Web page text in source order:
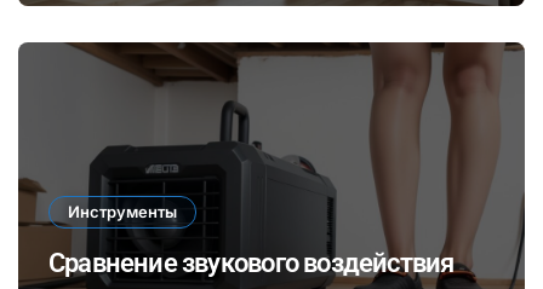
Инструменты
Сравнение звукового воздействия